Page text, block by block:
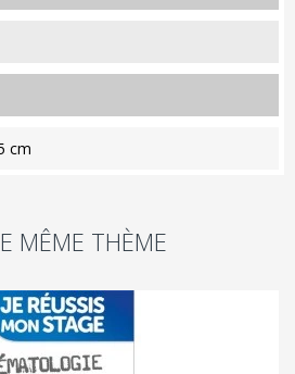
cm
MÊME THÈME